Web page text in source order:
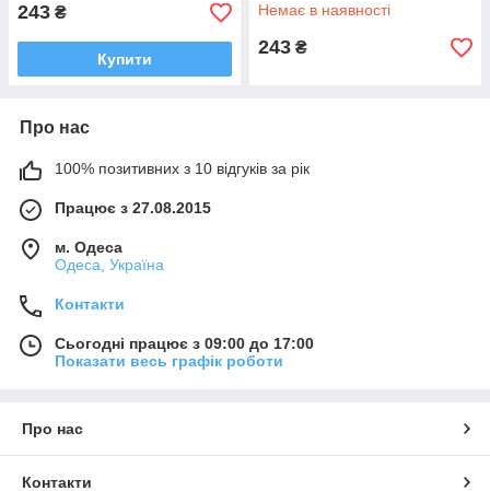
243 ₴
Купити
Немає в наявності
243 ₴
Про нас
100% позитивних з 10 відгуків за рік
Працює з 27.08.2015
м. Одеса
Одеса, Україна
Контакти
Сьогодні працює з 09:00 до 17:00
Показати весь графік роботи
Про нас
Контакти